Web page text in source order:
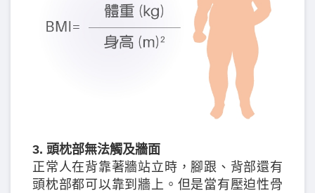
3. 頭枕部無法觸及牆面
正常人在背靠著牆站立時，腳跟、背部還有
頭枕部都可以靠到牆上。但是當有壓迫性骨